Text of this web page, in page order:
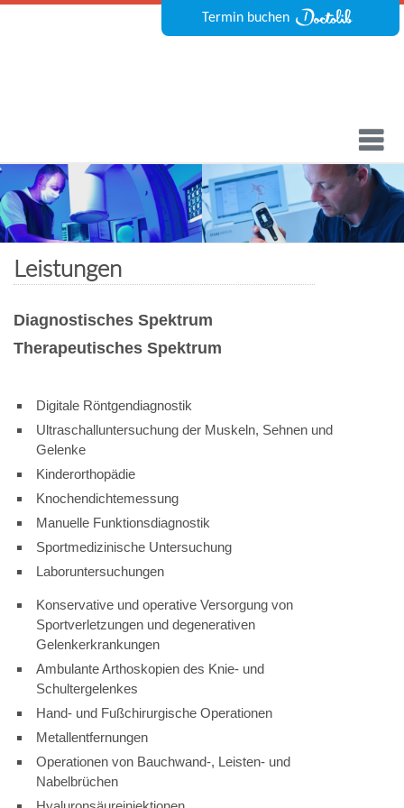
Leistungen
Diagnostisches Spektrum
Therapeutisches Spektrum
Digitale Röntgendiagnostik
Ultraschalluntersuchung der Muskeln, Sehnen und
Gelenke
Kinderorthopädie
Knochendichtemessung
Manuelle Funktionsdiagnostik
Sportmedizinische Untersuchung
Laboruntersuchungen
Konservative und operative Versorgung von
Sportverletzungen und degenerativen
Gelenkerkrankungen
Ambulante Arthoskopien des Knie- und
Schultergelenkes
Hand- und Fußchirurgische Operationen
Metallentfernungen
Operationen von Bauchwand-, Leisten- und
Nabelbrüchen
Termin buchen